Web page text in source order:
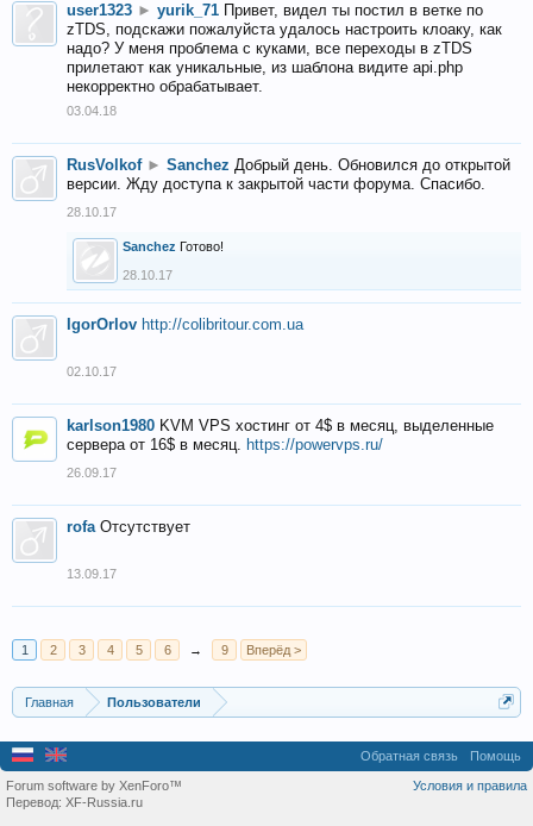
user1323 ► yurik_71 Привет, видел ты постил в ветке по
zTDS, подскажи пожалуйста удалось настроить клоаку, как
надо? У меня проблема с куками, все переходы в zTDS
прилетают как уникальные, из шаблона видите api.php
некорректно обрабатывает.
03.04.18
RusVolkof ► Sanchez Добрый день. Обновился до открытой
версии. Жду доступа к закрытой части форума. Спасибо.
28.10.17
Sanchez Готово!
28.10.17
IgorOrlov http://colibritour.com.ua
02.10.17
karlson1980 KVM VPS хостинг от 4$ в месяц, выделенные
сервера от 16$ в месяц. https://powervps.ru/
26.09.17
rofa Отсутствует
13.09.17
1 2 3 4 5 6 → 9 Вперёд >
Главная Пользователи
Обратная связь Помощь
Условия и правила
Forum software by XenForo™
Перевод: XF-Russia.ru